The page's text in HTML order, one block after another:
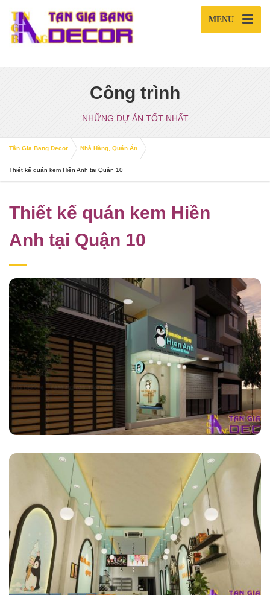
MENU
Công trình
NHỮNG DỰ ÁN TỐT NHẤT
Tân Gia Bang Decor Nhà Hàng, Quán Ăn
Thiết kế quán kem Hiền Anh tại Quận 10
Thiết kế quán kem Hiền
Anh tại Quận 10